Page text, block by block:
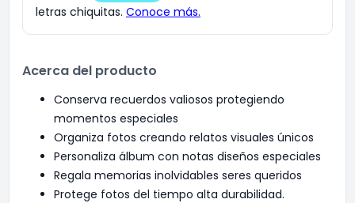
Acerca del producto
Conserva recuerdos valiosos protegiendo
momentos especiales
Organiza fotos creando relatos visuales únicos
Personaliza álbum con notas diseños especiales
Regala memorias inolvidables seres queridos
Protege fotos del tiempo alta durabilidad.